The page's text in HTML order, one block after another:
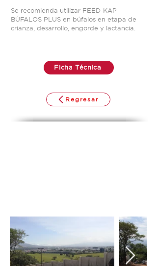
Se recomienda utilizar FEED-KAP
BÚFALOS PLUS en búfalos en etapa de
crianza, desarrollo, engorde y lactancia.
Ficha Técnica
Regresar